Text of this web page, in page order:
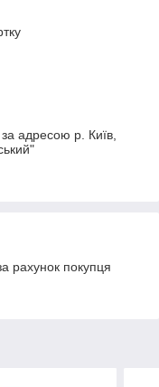
адресою р. Київ,
рахунок покупця